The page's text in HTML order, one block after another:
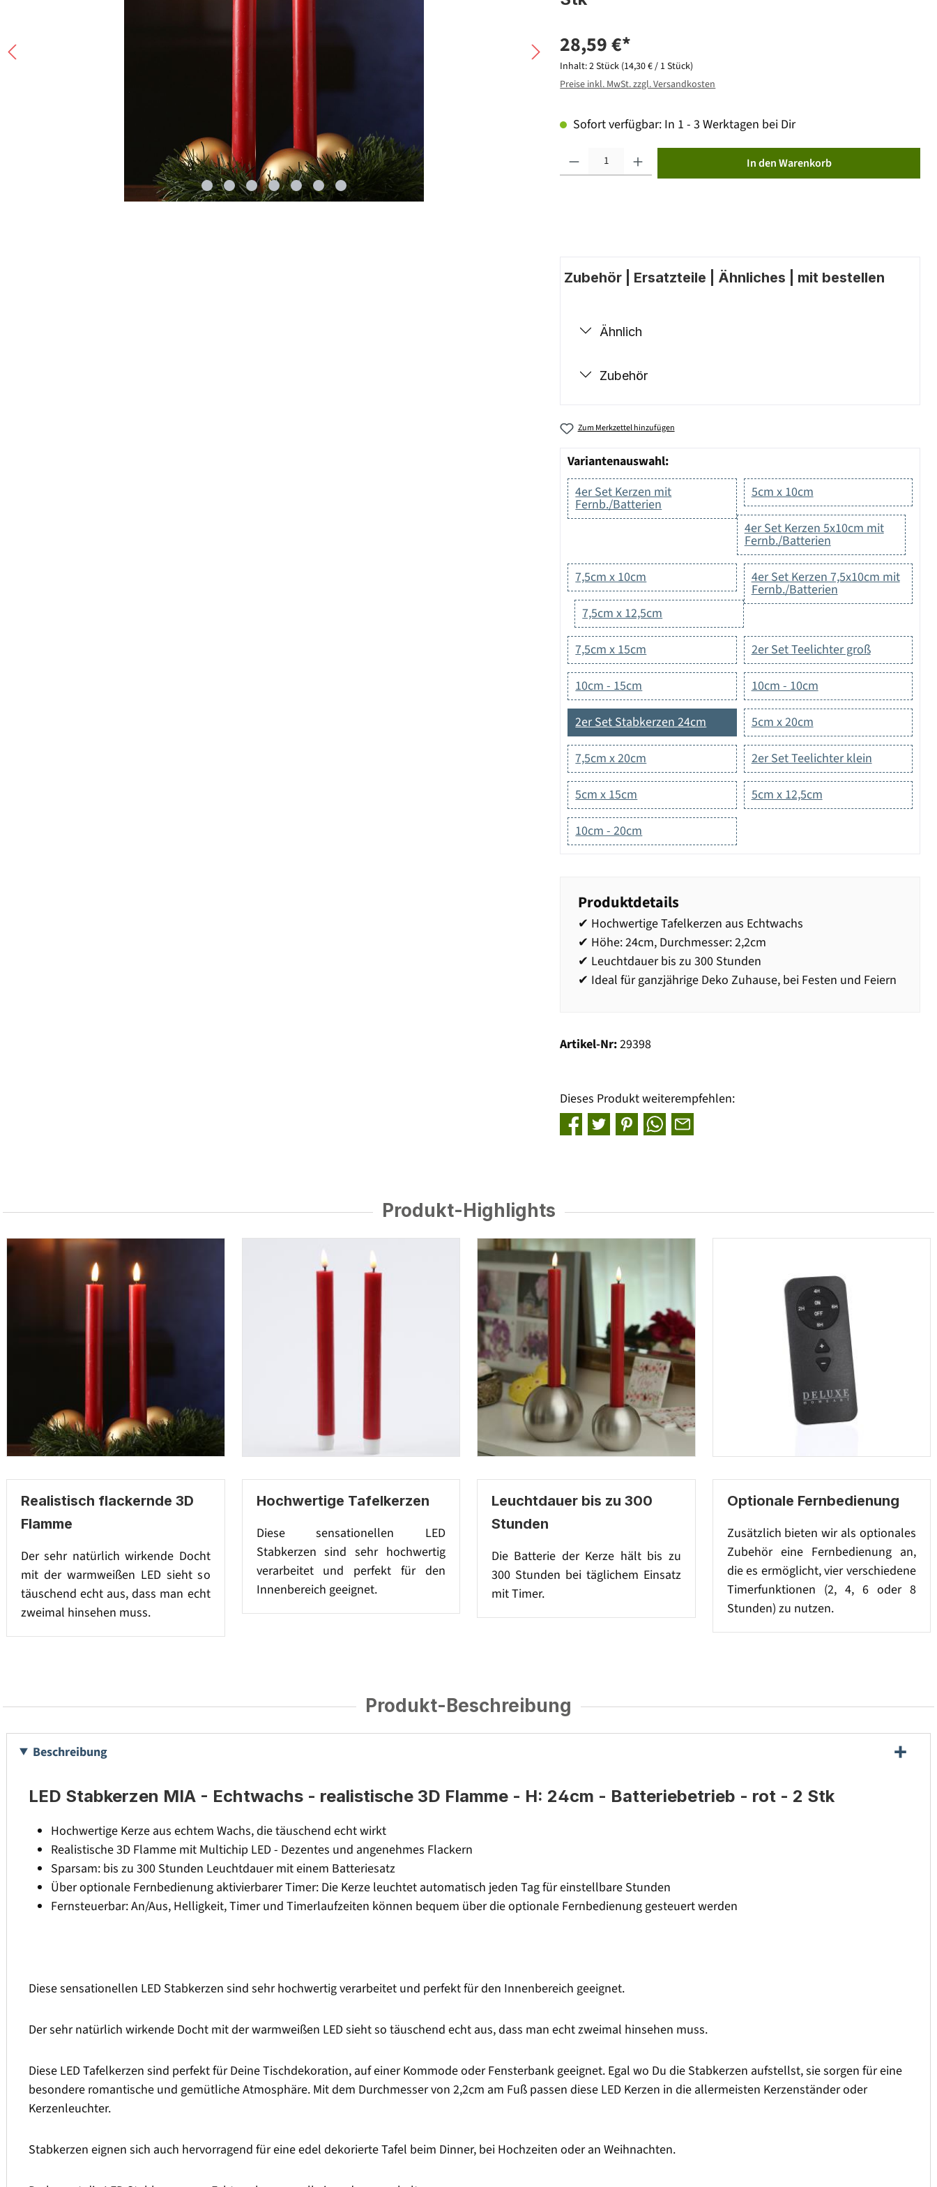
28,59 €*
Inhalt:2 Stück (14,30 € / 1 Stück)
Preise inkl. MwSt. zzgl. Versandkosten
Sofort verfügbar: In 1 - 3 Werktagen bei Dir
In den Warenkorb
Zubehör | Ersatzteile | Ähnliches | mit bestellen
Ähnlich
Zubehör
Zum Merkzettel hinzufügen
Variantenauswahl:
4er Set Kerzen mit
Fernb./Batterien
5cm x 10cm
4er Set Kerzen 5x10cm mit
Fernb./Batterien
4er Set Kerzen 7,5x10cm mit
Fernb./Batterien
7,5cm x 10cm
7,5cm x 12,5cm
7,5cm x 15cm 2er Set Teelichter groß
10cm - 15cm 10cm - 10cm
2er Set Stabkerzen 24cm 5cm x 20cm
7,5cm x 20cm 2er Set Teelichter klein
5cm x 15cm 5cm x 12,5cm
10cm - 20cm
Produktdetails
✔ Hochwertige Tafelkerzen aus Echtwachs
✔ Höhe: 24cm, Durchmesser: 2,2cm
✔ Leuchtdauer bis zu 300 Stunden
✔ Ideal für ganzjährige Deko Zuhause, bei Festen und Feiern
Artikel-Nr:29398
Dieses Produkt weiterempfehlen:
Produkt-Highlights
Realistisch flackernde 3D
Flamme
Der sehr natürlich wirkende Docht
mit der warmweißen LED sieht so
täuschend echt aus, dass man echt
zweimal hinsehen muss.
Hochwertige Tafelkerzen
Diese sensationellen LED
Stabkerzen sind sehr hochwertig
verarbeitet und perfekt für den
Innenbereich geeignet.
Leuchtdauer bis zu 300
Stunden
Die Batterie der Kerze hält bis zu
300 Stunden bei täglichem Einsatz
mit Timer.
Optionale Fernbedienung
Zusätzlich bieten wir als optionales
Zubehör eine Fernbedienung an,
die es ermöglicht, vier verschiedene
Timerfunktionen (2, 4, 6 oder 8
Stunden) zu nutzen.
Produkt-Beschreibung
Beschreibung
LED Stabkerzen MIA - Echtwachs - realistische 3D Flamme - H: 24cm - Batteriebetrieb - rot - 2 Stk
Hochwertige Kerze aus echtem Wachs, die täuschend echt wirkt
Realistische 3D Flamme mit Multichip LED - Dezentes und angenehmes Flackern
Sparsam: bis zu 300 Stunden Leuchtdauer mit einem Batteriesatz
Über optionale Fernbedienung aktivierbarer Timer: Die Kerze leuchtet automatisch jeden Tag für einstellbare Stunden
Fernsteuerbar: An/Aus, Helligkeit, Timer und Timerlaufzeiten können bequem über die optionale Fernbedienung gesteuert werden
Diese sensationellen LED Stabkerzen sind sehr hochwertig verarbeitet und perfekt für den Innenbereich geeignet.
Der sehr natürlich wirkende Docht mit der warmweißen LED sieht so täuschend echt aus, dass man echt zweimal hinsehen muss.
Diese LED Tafelkerzen sind perfekt für Deine Tischdekoration, auf einer Kommode oder Fensterbank geeignet. Egal wo Du die Stabkerzen aufstellst, sie sorgen für eine
besondere romantische und gemütliche Atmosphäre. Mit dem Durchmesser von 2,2cm am Fuß passen diese LED Kerzen in die allermeisten Kerzenständer oder
Kerzenleuchter.
Stabkerzen eignen sich auch hervorragend für eine edel dekorierte Tafel beim Dinner, bei Hochzeiten oder an Weihnachten.